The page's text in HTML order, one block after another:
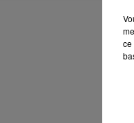
la sécheresse intense
ce